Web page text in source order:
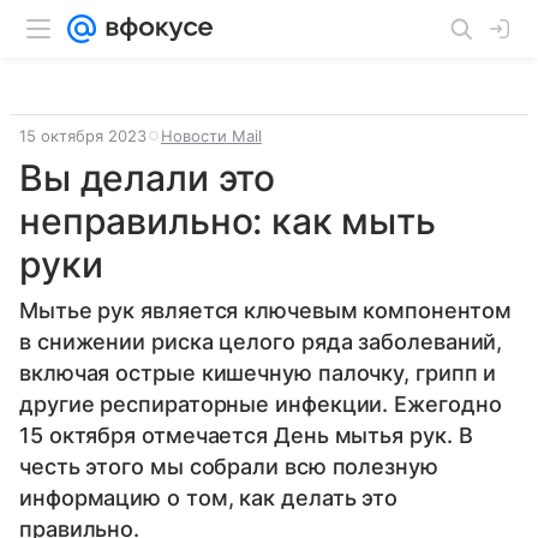
15 октября 2023 Новости Mail
Вы делали это
неправильно: как мыть
руки
Мытье рук является ключевым компонентом
в снижении риска целого ряда заболеваний,
включая острые кишечную палочку, грипп и
другие респираторные инфекции. Ежегодно
15 октября отмечается День мытья рук. В
честь этого мы собрали всю полезную
информацию о том, как делать это
правильно.